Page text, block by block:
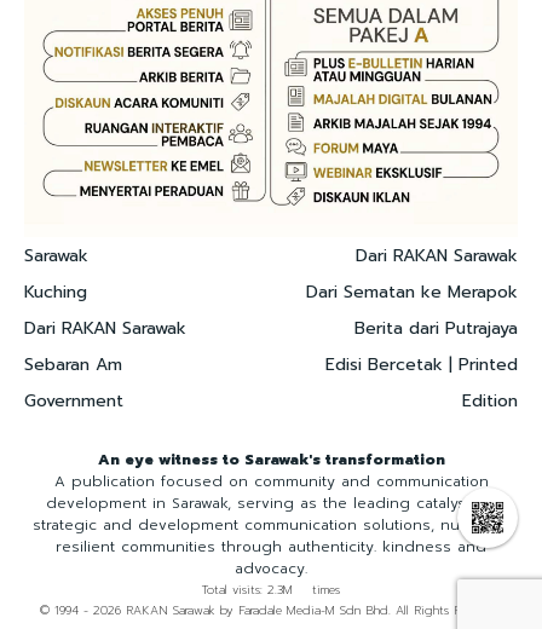
Sarawak
Kuching
Dari RAKAN Sarawak
Sebaran Am
Government
Dari RAKAN Sarawak
Dari Sematan ke Merapok
Berita dari Putrajaya
Edisi Bercetak | Printed
Edition
An eye witness to Sarawak's transformation
A publication focused on community and communication
development in Sarawak, serving as the leading catalyst for
strategic and development communication solutions, nurturing
resilient communities through authenticity. kindness and
advocacy.
Total visits: 2.3M times
© 1994 - 2026 RAKAN Sarawak by Faradale Media-M Sdn Bhd. All Rights Reserved